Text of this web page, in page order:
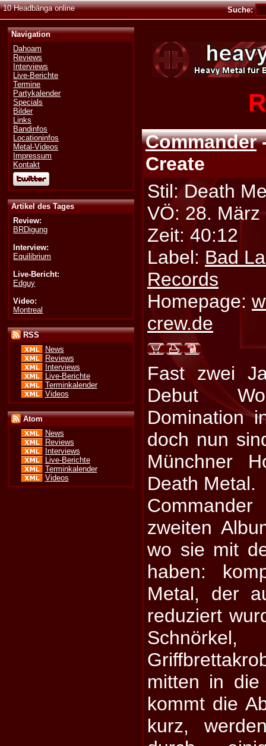
10 Headbänga online Suche:
Navigation
Dahoam
Reviews
Interviews
Live-Berichte
Termine
Partykalender
Specials
Bilder
Links
Bandinfos
Locationinfos
Metal-Videos
Impressum
Kontakt
Artikel des Tages
Review:
BRDigung
Interview:
Equilibrium
Live-Bericht:
Edguy
Video:
Montreal
RSS
News
Reviews
Interviews
Live-Berichte
Terminkalender
Videos
Atom
News
Reviews
Interviews
Live-Berichte
Terminkalender
Videos
Commander
Create
Stil: Death
VÖ: 28. März
Zeit: 40:12
Label: Bad
Records
Homepage:
crew.de
Fast zwei
Debut
Domination
doch nun
Münchner
Death Metal.
zweiten
wo sie mit
haben:
Metal, der
reduziert
mitten in
kommt die
kurz,